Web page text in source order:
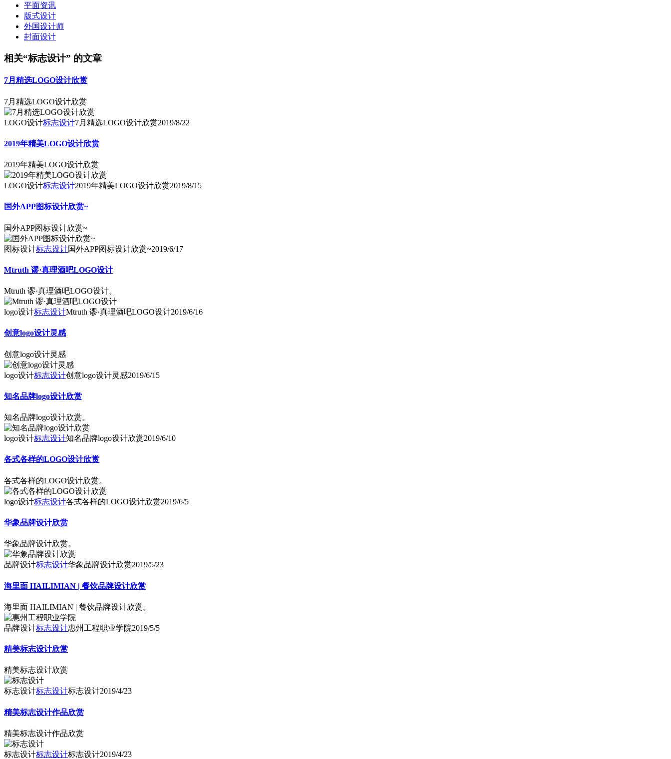
平面资讯
版式设计
外国设计师
封面设计
相关“标志设计” 的文章
7月精选LOGO设计欣赏
7月精选LOGO设计欣赏
LOGO设计标志设计7月精选LOGO设计欣赏2019/8/22
2019年精美LOGO设计欣赏
2019年精美LOGO设计欣赏
LOGO设计标志设计2019年精美LOGO设计欣赏2019/8/15
国外APP图标设计欣赏~
国外APP图标设计欣赏~
图标设计标志设计国外APP图标设计欣赏~2019/6/17
Mtruth 谬·真理酒吧LOGO设计
Mtruth 谬·真理酒吧LOGO设计。
logo设计标志设计Mtruth 谬·真理酒吧LOGO设计2019/6/16
创意logo设计灵感
创意logo设计灵感
logo设计标志设计创意logo设计灵感2019/6/15
知名品牌logo设计欣赏
知名品牌logo设计欣赏。
logo设计标志设计知名品牌logo设计欣赏2019/6/10
各式各样的LOGO设计欣赏
各式各样的LOGO设计欣赏。
logo设计标志设计各式各样的LOGO设计欣赏2019/6/5
华象品牌设计欣赏
华象品牌设计欣赏。
品牌设计标志设计华象品牌设计欣赏2019/5/23
海里面 HAILIMIAN | 餐饮品牌设计欣赏
海里面 HAILIMIAN | 餐饮品牌设计欣赏。
品牌设计标志设计惠州工程职业学院2019/5/5
精美标志设计欣赏
精美标志设计欣赏
标志设计标志设计标志设计2019/4/23
精美标志设计作品欣赏
精美标志设计作品欣赏
标志设计标志设计标志设计2019/4/23